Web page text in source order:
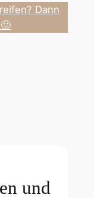
Dann
und